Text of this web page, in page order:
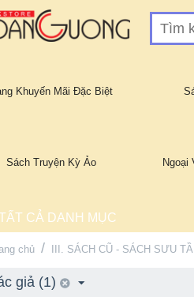
Khuyến Mãi Đặc Biệt
Sách Truyện Kỳ Ảo Ngoại
CẢ DANH MỤC
chủ / III. SÁCH CŨ - SÁCH SƯU
giả (1)